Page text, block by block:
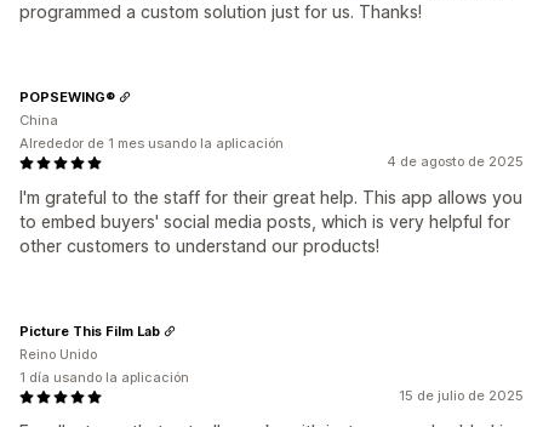
programmed a custom solution just for us. Thanks!
4 de agosto de 2025
I'm grateful to the staff for their great help. This app allows you
to embed buyers' social media posts, which is very helpful for
other customers to understand our products!
POPSEWING®
China
Alrededor de 1 mes usando la aplicación
15 de julio de 2025
Picture This Film Lab
Reino Unido
1 día usando la aplicación